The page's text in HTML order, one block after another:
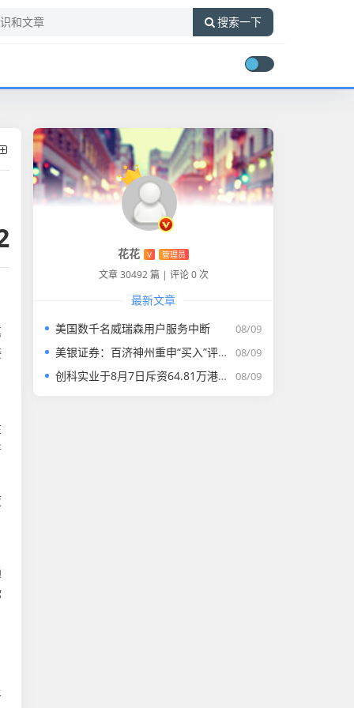
搜索一下
花花 V 管理员
文章 30492 篇 | 评论 0 次
最新文章
08/09
美国数千名威瑞森用户服务中断
08/09
美银证券：百济神州重申“买入”评级 目标价升至255.43港元
08/09
创科实业于8月7日斥资64.81万港元回购4500股